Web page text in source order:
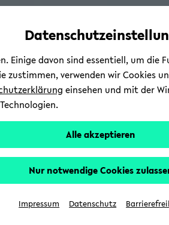
Automatische
vermeiden
zum
wechseln
zum
wechseln
zum
wechseln
Einige davon sind essentiell, um
zustimmen, verwenden wir
einsehen und mit der
Alle akzeptieren
Nur notwendige Cookies
Impressum Datenschutz